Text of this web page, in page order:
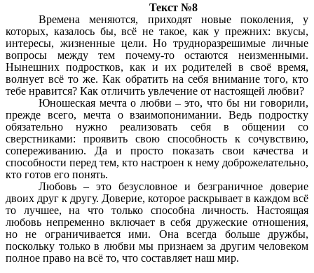
Текст №8
Времена меняются, приходят новые поколения, у
которых, казалось бы, всё не такое, как у прежних: вкусы,
интересы, жизненные цели. Но трудноразрешимые личные
вопросы между тем почему-то остаются неизменными.
Нынешних подростков, как и их родителей в своё время,
волнует всё то же. Как обратить на себя внимание того, кто
тебе нравится? Как отличить увлечение от настоящей любви?
Юношеская мечта о любви – это, что бы ни говорили,
прежде всего, мечта о взаимопонимании. Ведь подростку
обязательно нужно реализовать себя в общении со
сверстниками: проявить свою способность к сочувствию,
сопереживанию. Да и просто показать свои качества и
способности перед тем, кто настроен к нему доброжелательно,
кто готов его понять.
Любовь – это безусловное и безграничное доверие
двоих друг к другу. Доверие, которое раскрывает в каждом всё
то лучшее, на что только способна личность. Настоящая
любовь непременно включает в себя дружеские отношения,
но не ограничивается ими. Она всегда больше дружбы,
поскольку только в любви мы признаем за другим человеком
полное право на всё то, что составляет наш мир.